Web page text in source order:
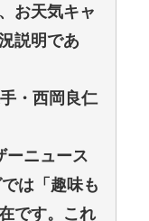
お天気キャ
説明であ
・西岡良仁
ーニュース
は「趣味も
です。これ